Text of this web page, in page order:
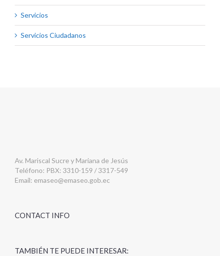
Servicios
Servicios Ciudadanos
Av. Mariscal Sucre y Mariana de Jesús
Teléfono: PBX: 3310-159 / 3317-549
Email: emaseo@emaseo.gob.ec
CONTACT INFO
TAMBIÉN TE PUEDE INTERESAR: